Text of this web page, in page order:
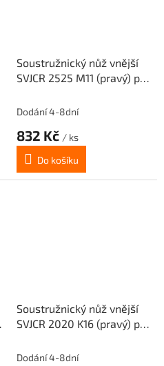
Soustružnický nůž vnější
SVJCR 2525 M11 (pravý) pro
Dodání 4-8dní
832 Kč / ks
Do košíku
Soustružnický nůž vnější
SVJCR 2020 K16 (pravý) pro
Dodání 4-8dní